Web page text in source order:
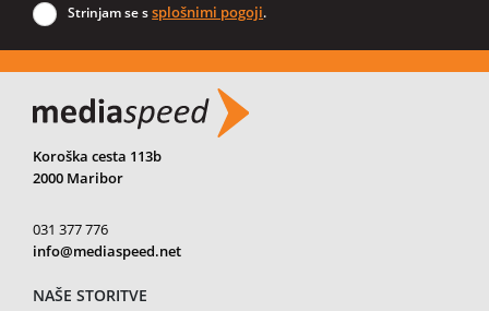
Strinjam se ssplošnimi pogoji.
Koroška cesta 113b
2000 Maribor
031 377 776
info@mediaspeed.net
NAŠE STORITVE